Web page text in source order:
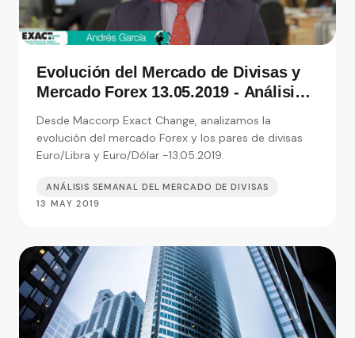
Evolución del Mercado de Divisas y
Mercado Forex 13.05.2019 - Análisis
de moneda
Desde Maccorp Exact Change, analizamos la
evolución del mercado Forex y los pares de divisas
Euro/Libra y Euro/Dólar -13.05.2019.
ANÁLISIS SEMANAL DEL MERCADO DE DIVISAS
13 MAY 2019